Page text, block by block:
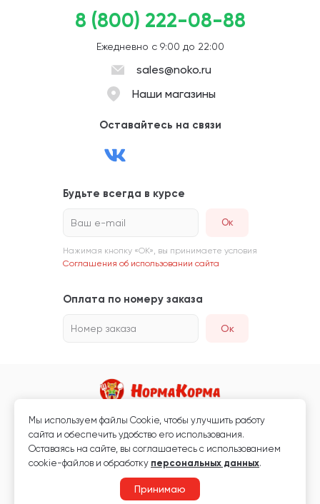
8 (800) 222-08-88
Ежедневно с 9:00 до 22:00
sales@noko.ru
Наши магазины
Оставайтесь на связи
Будьте всегда в курсе
Ваш e-mail
Нажимая кнопку «ОК», вы принимаете условия
Соглашения об использовании сайта
Оплата по номеру заказа
Номер заказа Ок
Магазин кормов для животных и ветаптека
Любая информация, размещённая на сайте, не является публичной
офертой.
Мы используем файлы Сookie, чтобы улучшить работу
сайта и обеспечить удобство его использования.
Оставаясь на сайте, вы соглашаетесь с использованием
cookie-файлов и обработку персональных данных.
Принимаю